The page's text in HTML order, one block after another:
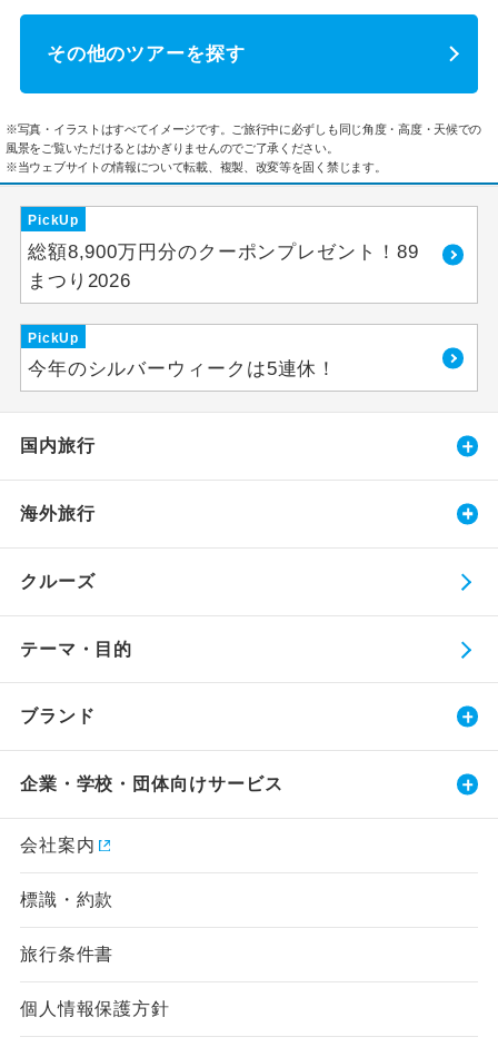
その他のツアーを探す
※写真・イラストはすべてイメージです。ご旅行中に必ずしも同じ角度・高度・天候での
風景をご覧いただけるとはかぎりませんのでご了承ください。
※当ウェブサイトの情報について転載、複製、改変等を固く禁じます。
PickUp
総額8,900万円分のクーポンプレゼント！89
まつり2026
PickUp
今年のシルバーウィークは5連休！
国内旅行
海外旅行
クルーズ
テーマ・目的
ブランド
企業・学校・団体向けサービス
会社案内
標識・約款
旅行条件書
個人情報保護方針